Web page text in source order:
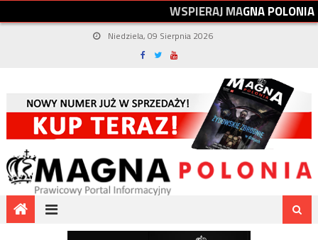
WSPIERAJMAGNAPOLONIA
Niedziela, 09 Sierpnia 2026